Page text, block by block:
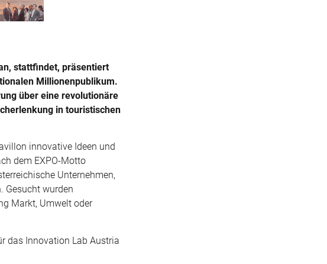
stattfindet, präsentiert
Millionenpublikum.
über eine revolutionäre
in touristischen
innovative Ideen und
dem EXPO-Motto
Unternehmen,
Gesucht wurden
Markt, Umwelt oder
das Innovation Lab Austria